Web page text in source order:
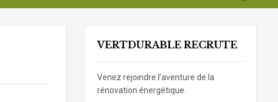
VERTDURABLE RECRUTE
Venez rejoindre l’aventure de la
rénovation énergétique.